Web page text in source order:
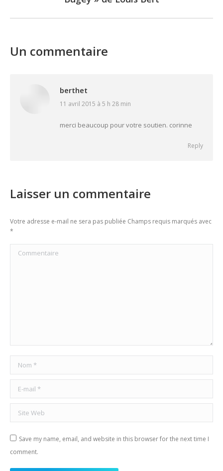
post:
Un commentaire
berthet
says:
11 avril 2015 à 5 h 28 min
merci beaucoup pour votre soutien. corinne
Reply
Laisser un commentaire
Votre adresse e-mail ne sera pas publiée Champs requis marqués avec
*
Commentaire
Nom *
E-mail *
Site Web
Save my name, email, and website in this browser for the next time I
comment.